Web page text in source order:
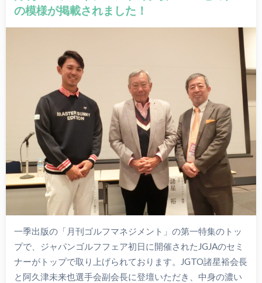
の模様が掲載されました！
一季出版の「月刊ゴルフマネジメント」の第一特集のトッ
プで、ジャパンゴルフフェア初日に開催されたJGJAのセミ
ナーがトップで取り上げられております。JGTO諸星裕会長
と阿久津未来也選手会副会長に登壇いただき、中身の濃い